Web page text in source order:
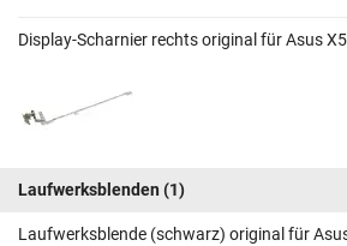
Display-Scharnier rechts original für Asus
Laufwerksblenden (1)
Laufwerksblende (schwarz) original für